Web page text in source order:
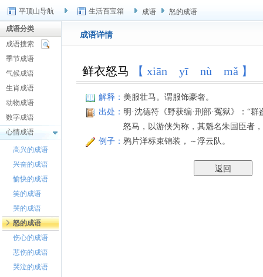
平顶山导航 生活百宝箱 成语 怒的成语
成语分类
成语搜索
季节成语
气候成语
生肖成语
动物成语
数字成语
心情成语
高兴的成语
兴奋的成语
愉快的成语
笑的成语
哭的成语
怒的成语
伤心的成语
悲伤的成语
哭泣的成语
成语详情
鲜衣怒马 【 xiān yī nù mǎ 】
解释： 美服壮马。谓服饰豪奢。
出处： 明·沈德符《野获编·刑部·冤狱》：“
怒马，以游侠为称，其魁名朱国臣者
例子： 鸦片洋标束锦装，～浮云队。